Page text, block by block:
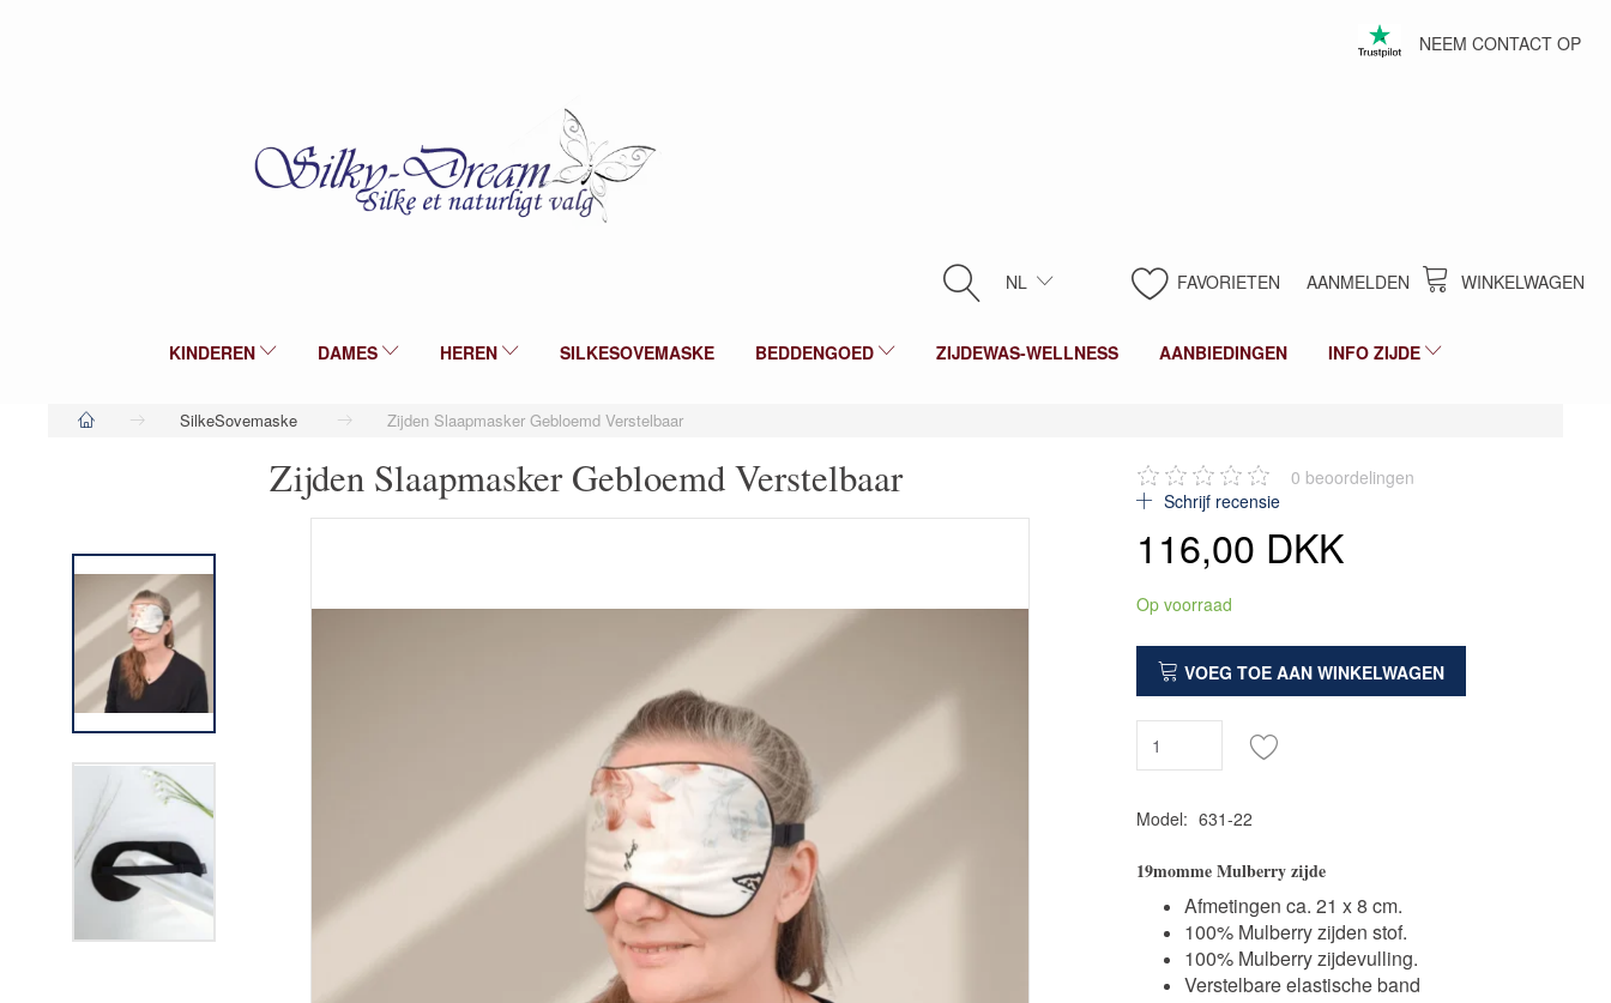
NEEM CONTACT OP
WINKELWAGEN
FAVORIETEN AANMELDEN
NL
KINDEREN DAMES HEREN SILKESOVEMASKE BEDDENGOED ZIJDEWAS-WELLNESS AANBIEDINGEN INFO ZIJDE
SilkeSovemaske Zijden Slaapmasker Gebloemd Verstelbaar
Zijden Slaapmasker Gebloemd Verstelbaar 0 beoordelingen
Schrijf recensie
116,00 DKK
Op voorraad
VOEG TOE AAN WINKELWAGEN
Model: 631-22
19momme Mulberry zijde
Afmetingen ca. 21 x 8 cm.
100% Mulberry zijden stof.
100% Mulberry zijdevulling.
Verstelbare elastische band